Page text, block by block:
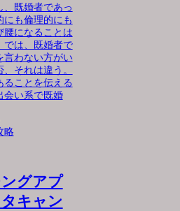
、既婚者であっ
にも倫理的にも
腰になることは
では、既婚者で
言わない方がい
それは違う。
ることを伝える
会い系で既婚
略
グアプ
キャン